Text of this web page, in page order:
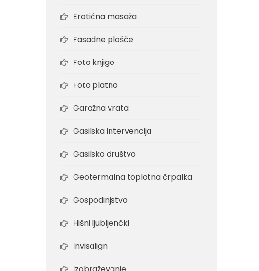
Erotična masaža
Fasadne plošče
Foto knjige
Foto platno
Garažna vrata
Gasilska intervencija
Gasilsko društvo
Geotermalna toplotna črpalka
Gospodinjstvo
Hišni ljubljenčki
Invisalign